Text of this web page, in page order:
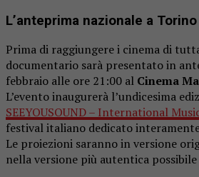
L’anteprima nazionale a Torino
Prima di raggiungere i cinema di
documentario sarà presentato in
febbraio alle ore 21:00 al Cinema
L’evento inaugurerà l’undicesima
SEEYOUSOUND – International
festival italiano dedicato
Le proiezioni saranno in versione
nella versione più autentica